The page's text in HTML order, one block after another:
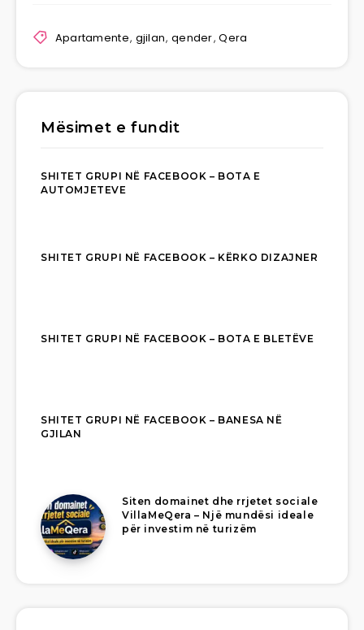
Apartamente, gjilan, qender,Qera
Mësimet e fundit
SHITET GRUPI NË FACEBOOK – BOTA E
AUTOMJETEVE
SHITET GRUPI NË FACEBOOK – KËRKO DIZAJNER
SHITET GRUPI NË FACEBOOK – BOTA E BLETËVE
SHITET GRUPI NË FACEBOOK – BANESA NË
GJILAN
Siten domainet dhe rrjetet sociale
VillaMeQera – Një mundësi ideale
për investim në turizëm